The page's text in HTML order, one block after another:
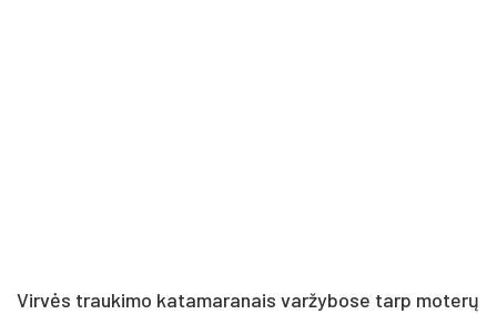
Vir­vės trau­ki­mo ka­ta­ma­ra­nais var­žy­bo­se tarp mo­te­rų